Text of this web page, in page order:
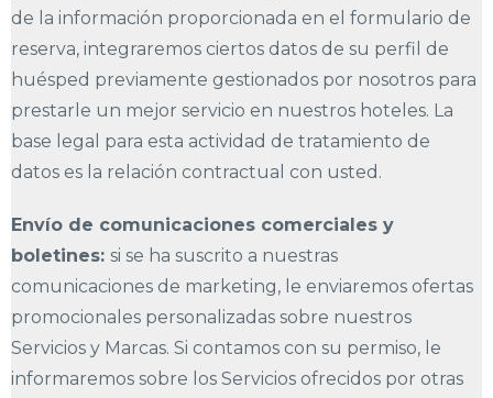
de la información proporcionada en el formulario de
reserva, integraremos ciertos datos de su perfil de
huésped previamente gestionados por nosotros para
prestarle un mejor servicio en nuestros hoteles. La
base legal para esta actividad de tratamiento de
datos es la relación contractual con usted.
Envío de comunicaciones comerciales y
boletines: si se ha suscrito a nuestras
comunicaciones de marketing, le enviaremos ofertas
promocionales personalizadas sobre nuestros
Servicios y Marcas. Si contamos con su permiso, le
informaremos sobre los Servicios ofrecidos por otras